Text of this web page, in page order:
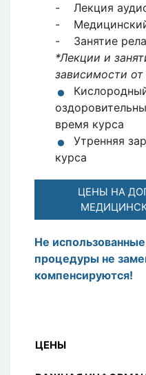
- Лекция
-
- Занятие
*Лекции и
зависимости от
время курса
Утренняя
курса
ЦЕНЫ НА
Не
процедуры не
компенсируются!
ЦЕНЫ